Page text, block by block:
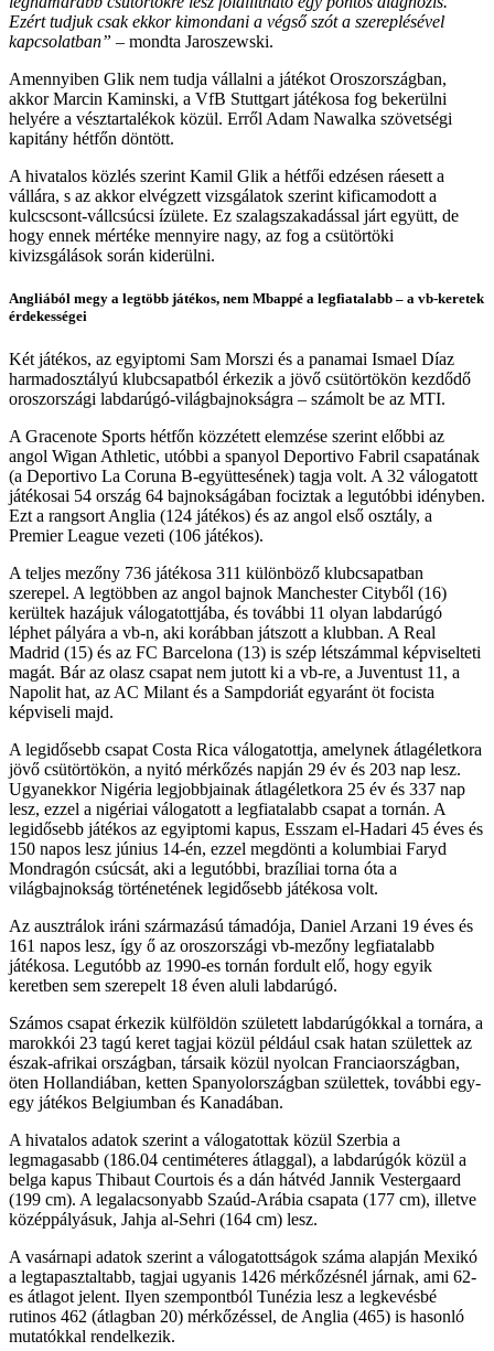
Ezért tudjuk csak ekkor kimondani a végső szót a szereplésével
kapcsolatban” – mondta Jaroszewski.
Amennyiben Glik nem tudja vállalni a játékot Oroszországban,
akkor Marcin Kaminski, a VfB Stuttgart játékosa fog bekerülni
helyére a vésztartalékok közül. Erről Adam Nawalka szövetségi
kapitány hétfőn döntött.
A hivatalos közlés szerint Kamil Glik a hétfői edzésen ráesett a
vállára, s az akkor elvégzett vizsgálatok szerint kificamodott a
kulcscsont-vállcsúcsi ízülete. Ez szalagszakadással járt együtt, de
hogy ennek mértéke mennyire nagy, az fog a csütörtöki
kivizsgálások során kiderülni.
Angliából megy a legtöbb játékos, nem Mbappé a legfiatalabb – a vb-keretek
érdekességei
Két játékos, az egyiptomi Sam Morszi és a panamai Ismael Díaz
harmadosztályú klubcsapatból érkezik a jövő csütörtökön kezdődő
oroszországi labdarúgó-világbajnokságra – számolt be az MTI.
A Gracenote Sports hétfőn közzétett elemzése szerint előbbi az
angol Wigan Athletic, utóbbi a spanyol Deportivo Fabril csapatának
(a Deportivo La Coruna B-együttesének) tagja volt. A 32 válogatott
játékosai 54 ország 64 bajnokságában fociztak a legutóbbi idényben.
Ezt a rangsort Anglia (124 játékos) és az angol első osztály, a
Premier League vezeti (106 játékos).
A teljes mezőny 736 játékosa 311 különböző klubcsapatban
szerepel. A legtöbben az angol bajnok Manchester Cityből (16)
kerültek hazájuk válogatottjába, és további 11 olyan labdarúgó
léphet pályára a vb-n, aki korábban játszott a klubban. A Real
Madrid (15) és az FC Barcelona (13) is szép létszámmal képviselteti
magát. Bár az olasz csapat nem jutott ki a vb-re, a Juventust 11, a
Napolit hat, az AC Milant és a Sampdoriát egyaránt öt focista
képviseli majd.
A legidősebb csapat Costa Rica válogatottja, amelynek átlagéletkora
jövő csütörtökön, a nyitó mérkőzés napján 29 év és 203 nap lesz.
Ugyanekkor Nigéria legjobbjainak átlagéletkora 25 év és 337 nap
lesz, ezzel a nigériai válogatott a legfiatalabb csapat a tornán. A
legidősebb játékos az egyiptomi kapus, Esszam el-Hadari 45 éves és
150 napos lesz június 14-én, ezzel megdönti a kolumbiai Faryd
Mondragón csúcsát, aki a legutóbbi, brazíliai torna óta a
világbajnokság történetének legidősebb játékosa volt.
Az ausztrálok iráni származású támadója, Daniel Arzani 19 éves és
161 napos lesz, így ő az oroszországi vb-mezőny legfiatalabb
játékosa. Legutóbb az 1990-es tornán fordult elő, hogy egyik
keretben sem szerepelt 18 éven aluli labdarúgó.
Számos csapat érkezik külföldön született labdarúgókkal a tornára, a
marokkói 23 tagú keret tagjai közül például csak hatan születtek az
észak-afrikai országban, társaik közül nyolcan Franciaországban,
öten Hollandiában, ketten Spanyolországban születtek, további egy-
egy játékos Belgiumban és Kanadában.
A hivatalos adatok szerint a válogatottak közül Szerbia a
legmagasabb (186.04 centiméteres átlaggal), a labdarúgók közül a
belga kapus Thibaut Courtois és a dán hátvéd Jannik Vestergaard
(199 cm). A legalacsonyabb Szaúd-Arábia csapata (177 cm), illetve
középpályásuk, Jahja al-Sehri (164 cm) lesz.
A vasárnapi adatok szerint a válogatottságok száma alapján Mexikó
a legtapasztaltabb, tagjai ugyanis 1426 mérkőzésnél járnak, ami 62-
es átlagot jelent. Ilyen szempontból Tunézia lesz a legkevésbé
rutinos 462 (átlagban 20) mérkőzéssel, de Anglia (465) is hasonló
mutatókkal rendelkezik.